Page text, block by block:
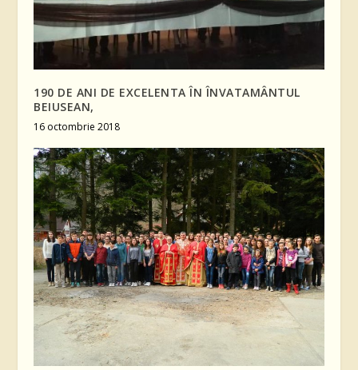
190 DE ANI DE EXCELENTA ÎN ÎNVATAMÂNTUL
BEIUSEAN,
16 octombrie 2018